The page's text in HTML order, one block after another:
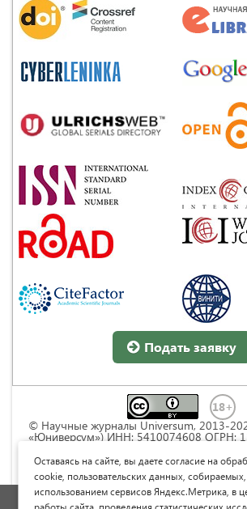
Подать заявку
© Научные журналы Universum, 2013-
«Юниверсум») ИНН: 5410074608 ОГРН:
Commons « Attribution» («Атрибуция») 4.0
Непортированная
Политика обработки
Оставаясь на сайте, вы даете согласие на
cookie, пользовательских данных,
использованием сервисов Яндекс.Метрика, в